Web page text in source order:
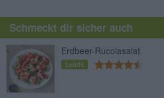
Schmeckt dir sicher auch
Erdbeer-Rucolasalat
Leicht